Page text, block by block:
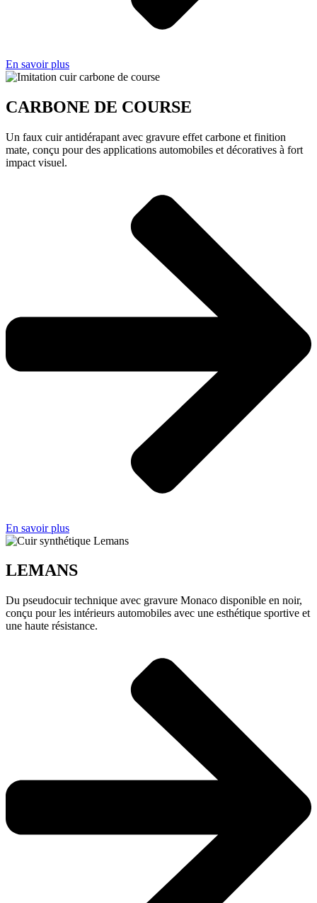
En savoir plus
CARBONE DE COURSE
Un faux cuir antidérapant avec gravure effet carbone et finition
mate, conçu pour des applications automobiles et décoratives à fort
impact visuel.
En savoir plus
LEMANS
Du pseudocuir technique avec gravure Monaco disponible en noir,
conçu pour les intérieurs automobiles avec une esthétique sportive et
une haute résistance.